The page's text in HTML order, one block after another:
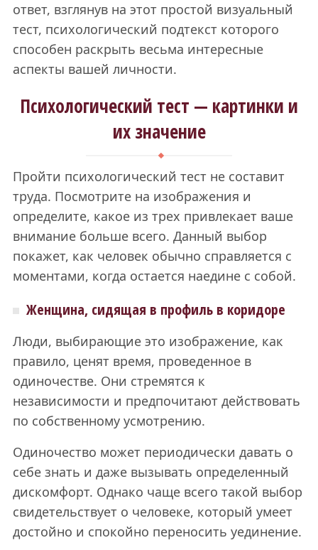
ответ, взглянув на этот простой визуальный
тест, психологический подтекст которого
способен раскрыть весьма интересные
аспекты вашей личности.
Психологический тест — картинки и
их значение
Пройти психологический тест не составит
труда. Посмотрите на изображения и
определите, какое из трех привлекает ваше
внимание больше всего. Данный выбор
покажет, как человек обычно справляется с
моментами, когда остается наедине с собой.
Женщина, сидящая в профиль в коридоре
Люди, выбирающие это изображение, как
правило, ценят время, проведенное в
одиночестве. Они стремятся к
независимости и предпочитают действовать
по собственному усмотрению.
Одиночество может периодически давать о
себе знать и даже вызывать определенный
дискомфорт. Однако чаще всего такой выбор
свидетельствует о человеке, который умеет
достойно и спокойно переносить уединение.